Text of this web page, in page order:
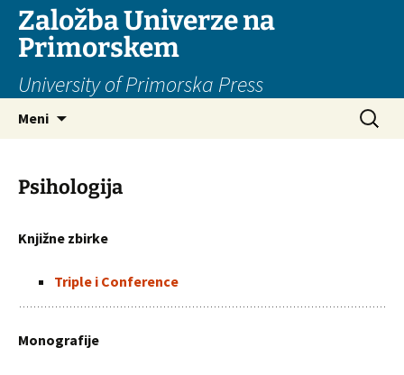
Založba Univerze na
Primorskem
University of Primorska Press
Meni Išči:
Psihologija
Knjižne zbirke
Triple i Conference
Monografije